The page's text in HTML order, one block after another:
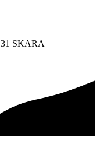
31 SKARA